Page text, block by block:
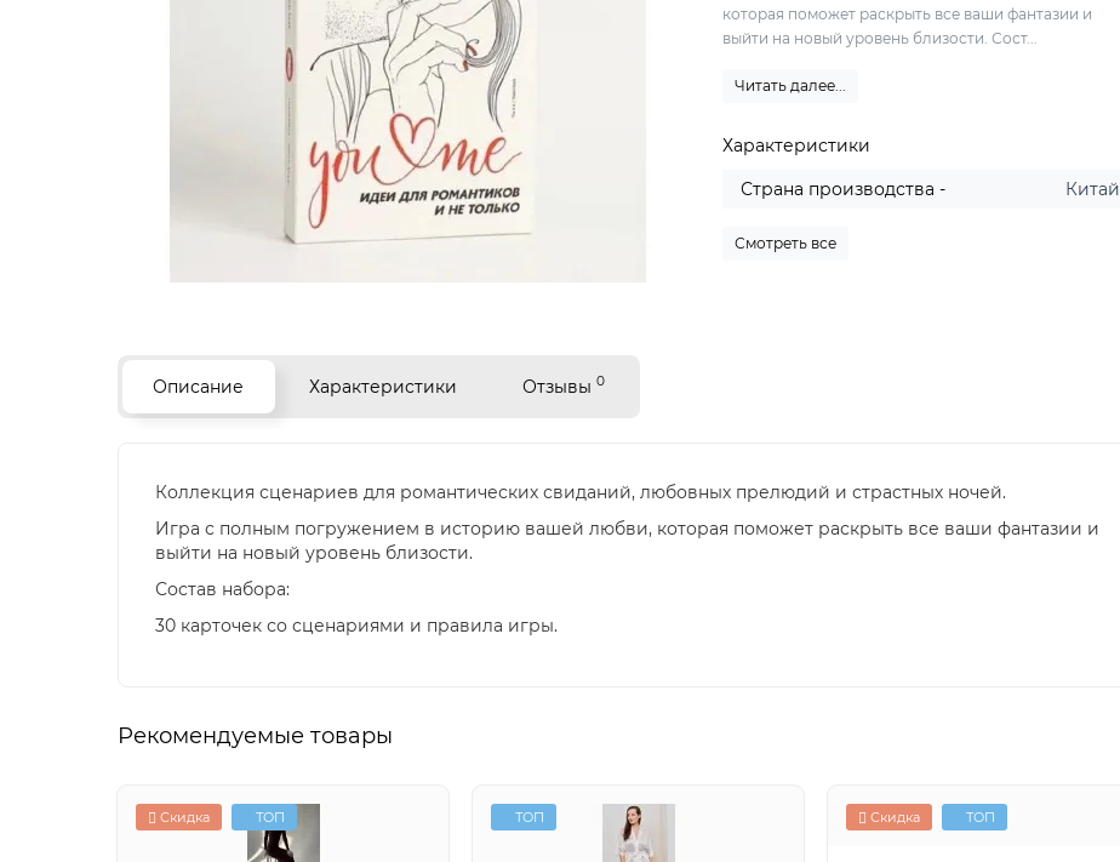
которая поможет раскрыть все ваши фантазии и
выйти на новый уровень близости. Сост...
Читать далее...
Характеристики
Страна производства -
Китай
Смотреть все
Описание Характеристики Отзывы 0
Коллекция сценариев для романтических свиданий, любовных прелюдий и страстных ночей.
Игра с полным погружением в историю вашей любви, которая поможет раскрыть все ваши фантазии и
выйти на новый уровень близости.
Состав набора:
30 карточек со сценариями и правила игры.
Рекомендуемые товары
Скидка ТОП ТОП Скидка ТОП